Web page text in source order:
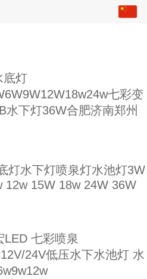
日本語
한국어
ພາສາລາວ
français
底灯
七彩变
水下灯36W合肥济南郑州
灯水下灯喷泉灯水池灯3W
12w 15W 18w 24W 36W
LED 七彩喷泉
24V低压水下水池灯 水